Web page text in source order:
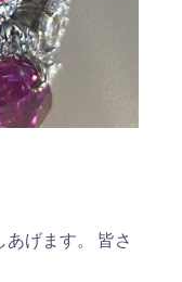
げます。 皆さ